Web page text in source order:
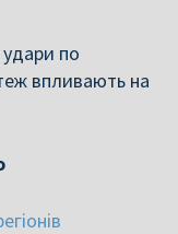
по
впливають на